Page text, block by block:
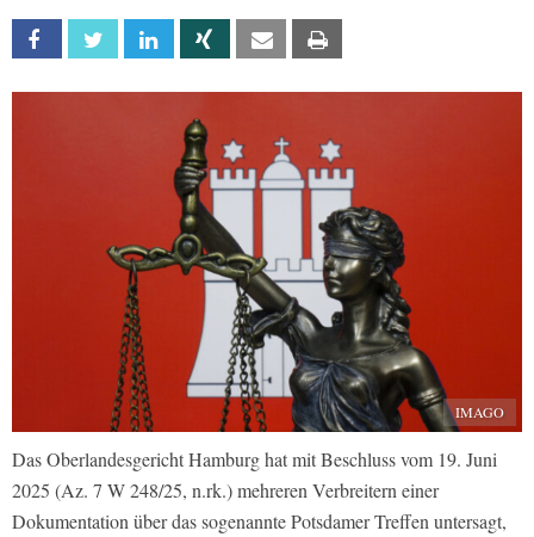
Facebook Twitter Linkedin Xing Email
IMAGO
Das Oberlandesgericht Hamburg hat mit Beschluss vom 19. Juni
2025 (Az. 7 W 248/25, n.rk.) mehreren Verbreitern einer
Dokumentation über das sogenannte Potsdamer Treffen untersagt,